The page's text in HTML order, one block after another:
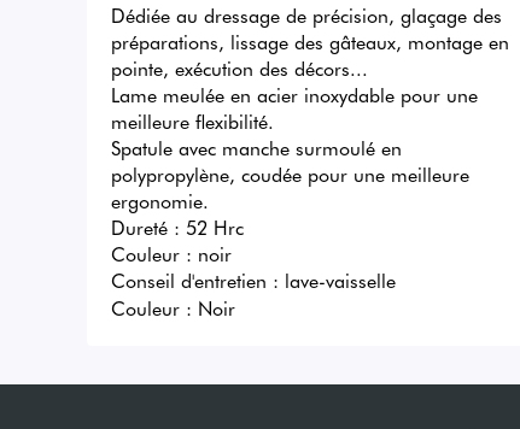
Dédiée au dressage de précision, glaçage des
préparations, lissage des gâteaux, montage en
pointe, exécution des décors...
Lame meulée en acier inoxydable pour une
meilleure flexibilité.
Spatule avec manche surmoulé en
polypropylène, coudée pour une meilleure
ergonomie.
Dureté : 52 Hrc
Couleur : noir
Conseil d'entretien : lave-vaisselle
Couleur : Noir